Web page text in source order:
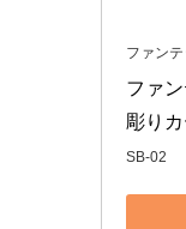
ファン
ファ
彫り
SB-02